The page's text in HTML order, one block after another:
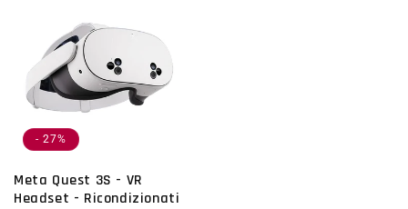
- 27%
Meta Quest 3S - VR
Headset - Ricondizionati